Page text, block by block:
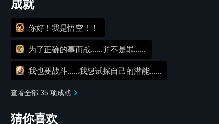
成就
你好！我是悟空！！
为了正确的事而战……并不是罪……
我也要战斗……我想试探自己的潜能……
查看全部 35 项成就
猜你喜欢